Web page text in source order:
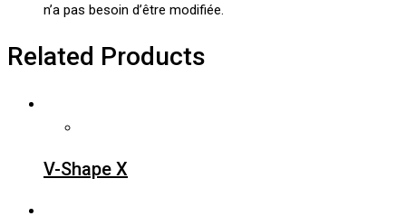
n’a pas besoin d’être modifiée.
Related Products
V-Shape X